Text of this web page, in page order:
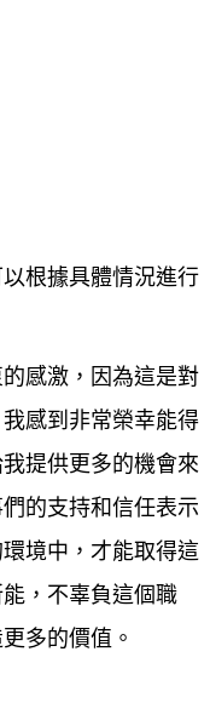
根據具體情況進行
感激，因為這是對
感到非常榮幸能得
提供更多的機會來
的支持和信任表示
境中，才能取得這
，不辜負這個職
多的價值。